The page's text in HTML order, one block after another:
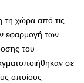
τη χώρα από τις
εφαρμογή των
του
σε
οποίους